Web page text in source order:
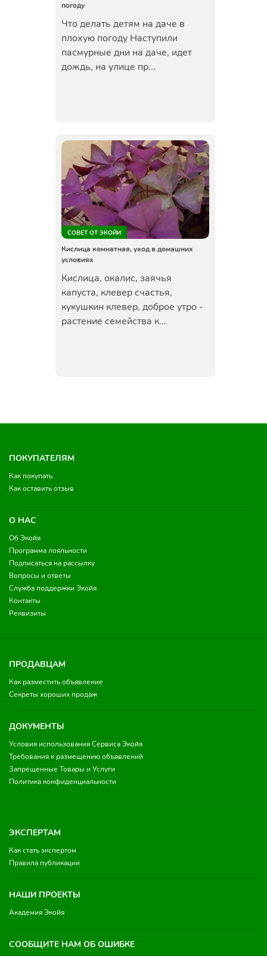
погоду
Что делать детям на даче в
плохую погоду Наступили
пасмурные дни на даче, идет
дождь, на улице пр...
СОВЕТ ОТ ЭКОЙИ
Кислица комнатная, уход в домашних
условиях
Кислица, окалис, заячья
капуста, клевер счастья,
кукушкин клевер, доброе утро -
растение семейства к...
ПОКУПАТЕЛЯМ
Как покупать
Как оставить отзыв
О НАС
Об Экойя
Программа лояльности
Подписаться на рассылку
Вопросы и ответы
Служба поддержки Экойя
Контакты
Реквизиты
ПРОДАВЦАМ
Как разместить объявление
Секреты хороших продаж
ДОКУМЕНТЫ
Условия использования Сервиса Экойя
Требования к размещению объявлений
Запрещенные Товары и Услуги
Политика конфиденциальности
ЭКСПЕРТАМ
Как стать экспертом
Правила публикации
НАШИ ПРОЕКТЫ
Академия Экойя
СООБЩИТЕ НАМ ОБ ОШИБКЕ